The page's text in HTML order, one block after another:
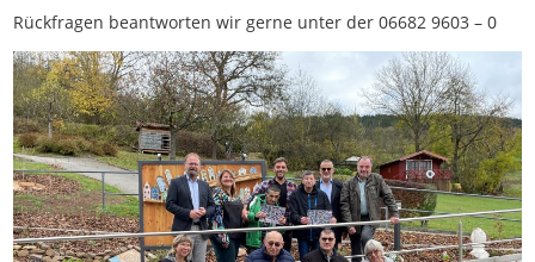
Rückfragen beantworten wir gerne unter der 06682 9603 – 0